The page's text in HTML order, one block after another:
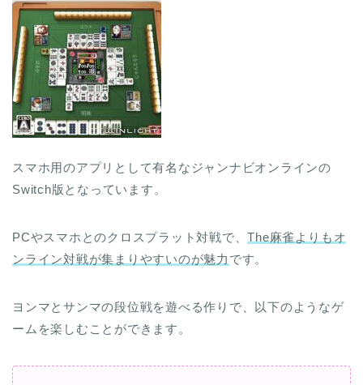
スマホ用のアプリとして有名なジャンナビオンラインの
Switch版となっています。
PCやスマホとのクロスプラット対戦で、The麻雀よりもオ
ンライン対戦が集まりやすいのが魅力です。
ヨンマとサンマの段位戦を遊べる作りで、以下のようなゲ
ームを楽しむことができます。